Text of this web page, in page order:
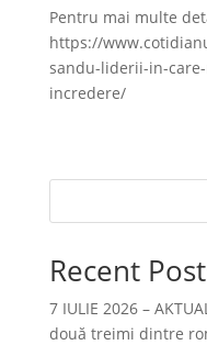
Pentru mai multe
https://
sandu-liderii-in-
incredere/
Recent
7 IULIE 2026 –
două treimi dintre